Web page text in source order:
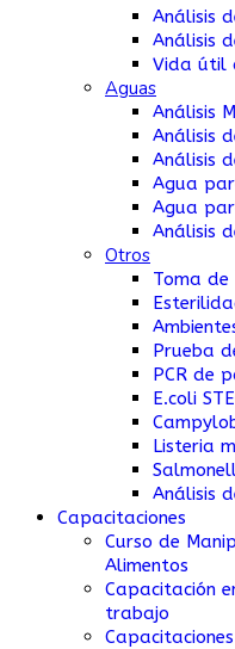
Análisis
Análisis
Vida útil
Aguas
Análisis
Análisis
Análisis
Agua
Agua
Análisis
Otros
Toma de
Prueba
PCR de
E.coli
Listeria
Análisis
Capacitaciones
Curso de
Alimentos
Capacitación
trabajo